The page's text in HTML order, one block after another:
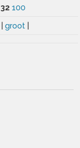
32 100
groot